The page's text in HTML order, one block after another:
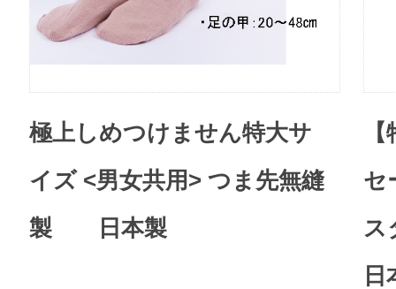
極上しめつけません特大サ
イズ <男女共用> つま先無縫
製 日本製
セ
ス
日